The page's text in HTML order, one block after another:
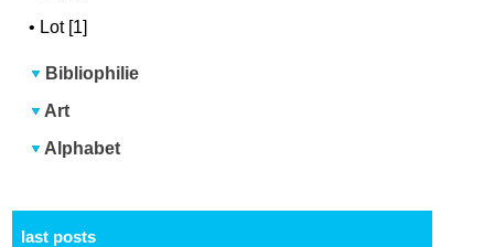
• Lot [1]
Bibliophilie
Art
Alphabet
last posts